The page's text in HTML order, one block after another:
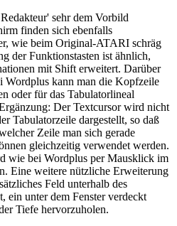
sehr dem Vorbild
finden sich ebenfalls
wie beim Original-ATARI schräg
der Funktionstasten ist ähnlich,
mit Shift erweitert. Darüber
Wordplus kann man die Kopfzeile
oder für das Tabulatorlineal
Der Textcursor wird nicht
Tabulatorzeile dargestellt, so daß
Zeile man sich gerade
gleichzeitig verwendet werden.
wie bei Wordplus per Mausklick im
Eine weitere nützliche Erweiterung
Feld unterhalb des
ein unter dem Fenster verdeckt
Tiefe hervorzuholen.